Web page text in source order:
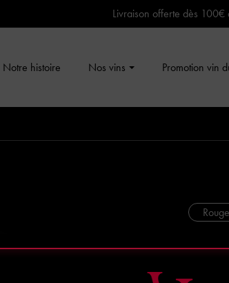
Livraison offerte dès 100€
Notre histoire Nos vins Promotion vin
Rouge
moulin a